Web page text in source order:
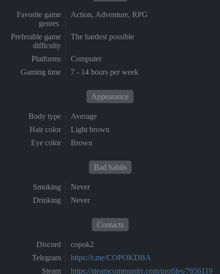
Favorite game
genres
Action, Adventure, RPG
Preferable game
difficulty
The hardest possible
Platforms
Computer
Gaming time
7 - 14 hours per week
Appearance
Body type
Average
Hair color
Light brown
Eye color
Brown
Bad habits
Smoking
Never
Drinking
Never
Contacts
Discord
copok2
Telegram
https://t.me/COPOKDBA
Steam
https://steamcommunity.com/profiles/7656119